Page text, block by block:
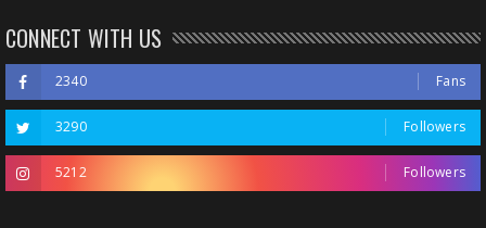
CONNECT WITH US
2340 Fans
3290 Followers
5212 Followers